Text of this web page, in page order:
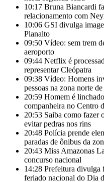
10:17 Bruna Biancardi
relacionamento com
10:06 GSI divulga
Planalto
09:50 Vídeo: sem trem
aeroporto
09:44 Netflix é
representar Cleópatra
09:38 Vídeo: Homens
pessoas na zona norte
20:59 Homem é
companheira no Centro
20:53 Saiba como fazer
evitar pedras nos rins
20:48 Polícia prende
paradas de ônibus da
20:43 Miss Amazonas
concurso nacional
14:28 Prefeitura divulga
feriado nacional do Dia